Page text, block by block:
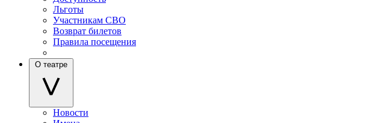
Льготы
Участникам СВО
Возврат билетов
Правила посещения
О театре
Новости